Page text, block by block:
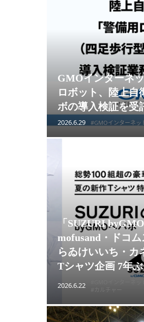
GMOインターネ
ロボット、陸上自
ボの導入検証を受
2026.6.29 #GMOインターネッ
「SUZURI
mofusand・ドコ
らゐけいいち・カ
Tシャツ企画 7年
2026.6.22